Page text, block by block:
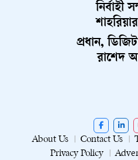
নির্বাহী
প্রধান,
রাশেদ
About Us Contact Us
Privacy Policy